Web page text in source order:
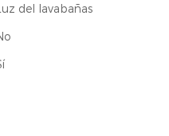
del lavabañas